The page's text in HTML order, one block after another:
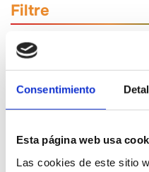
Consentimiento
Esta página web usa
Las cookies de este sitio
Filtre
Aucune entreprise n'a été